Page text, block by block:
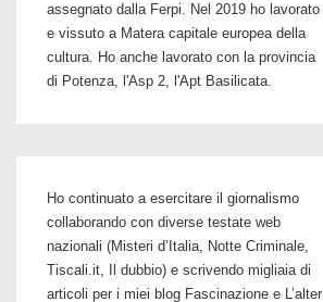
assegnato dalla Ferpi. Nel 2019 ho lavorato
e vissuto a Matera capitale europea della
cultura. Ho anche lavorato con la provincia
di Potenza, l'Asp 2, l'Apt Basilicata.
Ho continuato a esercitare il giornalismo
collaborando con diverse testate web
nazionali (Misteri d’Italia, Notte Criminale,
Tiscali.it, Il dubbio) e scrivendo migliaia di
articoli per i miei blog Fascinazione e L’alter